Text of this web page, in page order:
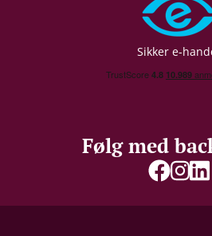
Sikker e-
Følg med